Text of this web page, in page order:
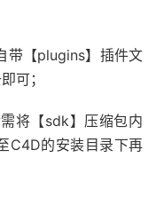
带【plugins】插件文
可；
将【sdk】压缩包内
C4D的安装目录下再